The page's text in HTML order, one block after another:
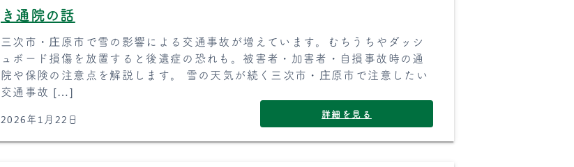
き通院の話
三次市・庄原市で雪の影響による交通事故が増えています。むちうちやダッシ
ュボード損傷を放置すると後遺症の恐れも。被害者・加害者・自損事故時の通
院や保険の注意点を解説します。 雪の天気が続く三次市・庄原市で注意したい
交通事故 […]
2026年1月22日 詳細を見る